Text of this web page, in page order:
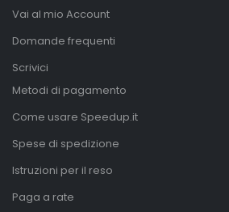
Vai al mio Account
Domande frequenti
Scrivici
Metodi di pagamento
Come usare Speedup.it
Spese di spedizione
Istruzioni per il reso
Paga a rate